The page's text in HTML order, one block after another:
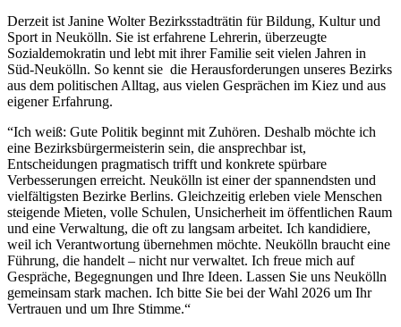
Derzeit ist Janine Wolter Bezirksstadträtin für Bildung, Kultur und
Sport in Neukölln. Sie ist erfahrene Lehrerin, überzeugte
Sozialdemokratin und lebt mit ihrer Familie seit vielen Jahren in
Süd-Neukölln. So kennt sie die Herausforderungen unseres Bezirks
aus dem politischen Alltag, aus vielen Gesprächen im Kiez und aus
eigener Erfahrung.
“Ich weiß: Gute Politik beginnt mit Zuhören. Deshalb möchte ich
eine Bezirksbürgermeisterin sein, die ansprechbar ist,
Entscheidungen pragmatisch trifft und konkrete spürbare
Verbesserungen erreicht. Neukölln ist einer der spannendsten und
vielfältigsten Bezirke Berlins. Gleichzeitig erleben viele Menschen
steigende Mieten, volle Schulen, Unsicherheit im öffentlichen Raum
und eine Verwaltung, die oft zu langsam arbeitet. Ich kandidiere,
weil ich Verantwortung übernehmen möchte. Neukölln braucht eine
Führung, die handelt – nicht nur verwaltet. Ich freue mich auf
Gespräche, Begegnungen und Ihre Ideen. Lassen Sie uns Neukölln
gemeinsam stark machen. Ich bitte Sie bei der Wahl 2026 um Ihr
Vertrauen und um Ihre Stimme.“